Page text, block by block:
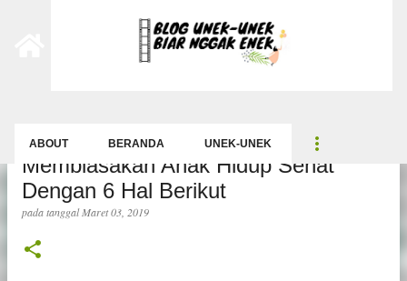
Langsung ke konten utama
ABOUT BERANDA UNEK-UNEK
Membiasakan Anak Hidup Sehat
Dengan 6 Hal Berikut
pada tanggalMaret 03, 2019